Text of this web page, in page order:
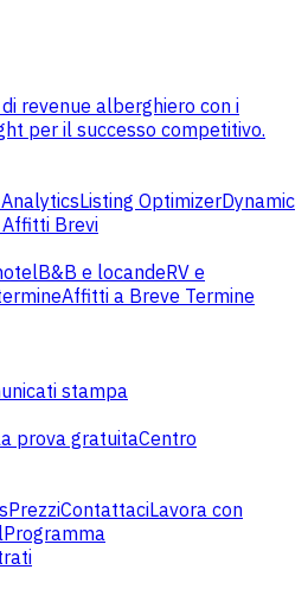
revenue alberghiero con i
per il successo competitivo.
Listing OptimizerDynamic
Affitti Brevi
B&B e locandeRV e
Affitti a Breve Termine
stampa
prova gratuitaCentro
PrezziContattaciLavora con
Programma